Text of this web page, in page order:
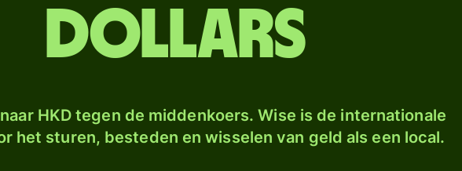
dollars
HKD tegen de middenkoers. Wise is de internationale
het sturen, besteden en wisselen van geld als een local.